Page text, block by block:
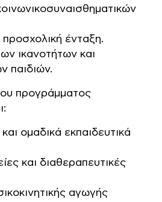
προσχολική ένταξη.
ικανοτήτων και
παιδιών.
προγράμματος
ομαδικά εκπαιδευτικά
και διαθεραπευτικές
αγωγής